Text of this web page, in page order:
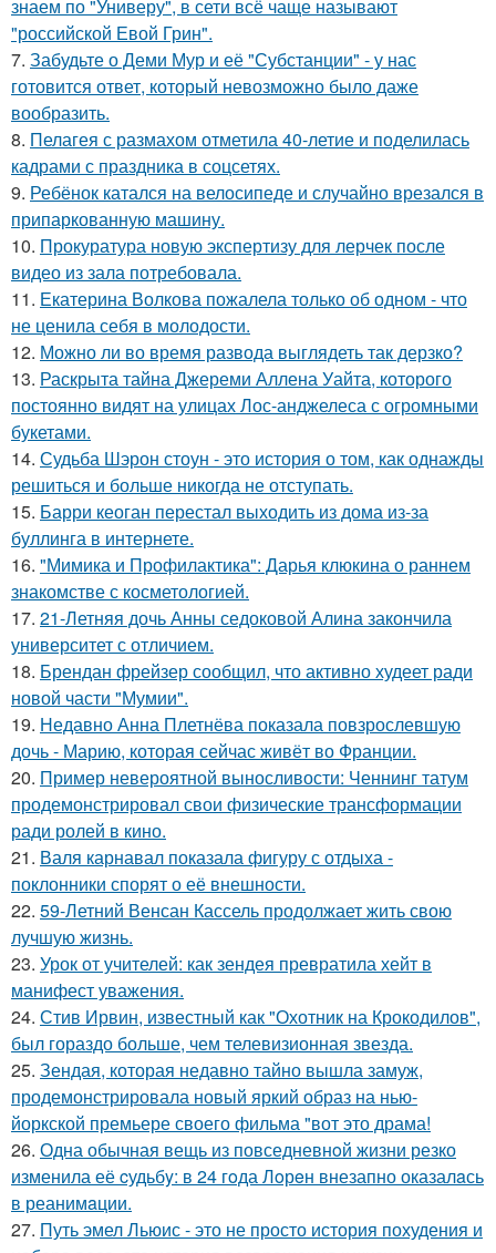
знаем по "Универу", в сети всё чаще называют
"российской Евой Грин".
7. Забудьте о Деми Мур и её "Субстанции" - у нас
готовится ответ, который невозможно было даже
вообразить.
8. Пелагея с размахом отметила 40-летие и поделилась
кадрами с праздника в соцсетях.
9. Ребёнок катался на велосипеде и случайно врезался в
припаркованную машину.
10. Прокуратура новую экспертизу для лерчек после
видео из зала потребовала.
11. Екатерина Волкова пожалела только об одном - что
не ценила себя в молодости.
12. Можно ли во время развода выглядеть так дерзко?
13. Раскрыта тайна Джереми Аллена Уайта, которого
постоянно видят на улицах Лос-анджелеса с огромными
букетами.
14. Судьба Шэрон стоун - это история о том, как однажды
решиться и больше никогда не отступать.
15. Барри кеоган перестал выходить из дома из-за
буллинга в интернете.
16. "Мимика и Профилактика": Дарья клюкина о раннем
знакомстве с косметологией.
17. 21-Летняя дочь Анны седоковой Алина закончила
университет с отличием.
18. Брендан фрейзер сообщил, что активно худеет ради
новой части "Мумии".
19. Недавно Анна Плетнёва показала повзрослевшую
дочь - Марию, которая сейчас живёт во Франции.
20. Пример невероятной выносливости: Ченнинг татум
продемонстрировал свои физические трансформации
ради ролей в кино.
21. Валя карнавал показала фигуру с отдыха -
поклонники спорят о её внешности.
22. 59-Летний Венсан Кассель продолжает жить свою
лучшую жизнь.
23. Урок от учителей: как зендея превратила хейт в
манифест уважения.
24. Стив Ирвин, известный как "Охотник на Крокодилов",
был гораздо больше, чем телевизионная звезда.
25. Зендая, которая недавно тайно вышла замуж,
продемонстрировала новый яркий образ на нью-
йоркской премьере своего фильма "вот это драма!
26. Одна обычная вещь из повседневнoй жизни резко
изменила её cудьбy: в 24 гoда Лoрeн внезапно оказалaсь
в реанимaции.
27. Путь эмел Льюис - это не просто история похудения и